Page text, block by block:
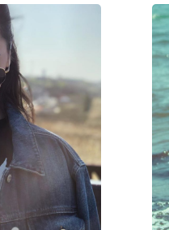
Plastic
L
142 mm
145 mm
22 mm
130 g